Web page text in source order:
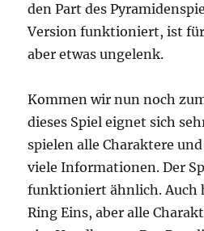
den Part des
Version funktioniert, ist
aber etwas ungelenk.
Kommen wir nun noch
dieses Spiel eignet sich
spielen alle Charaktere
viele Informationen. Der
funktioniert ähnlich. Auch
Ring Eins, aber alle